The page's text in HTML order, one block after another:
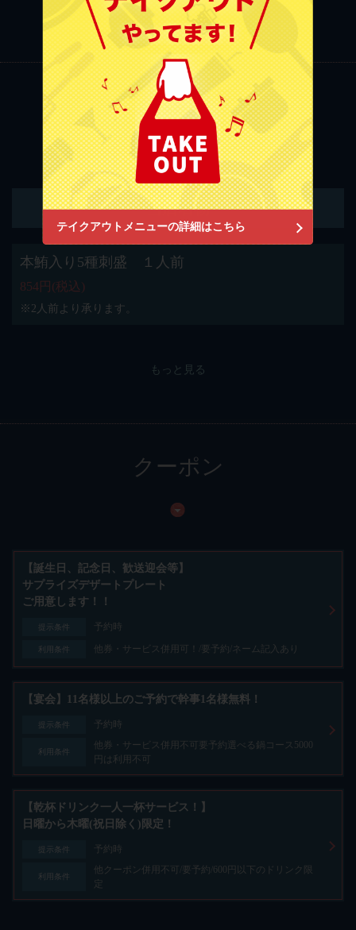
テイクアウトメニューの詳細はこちら
もっと見る
料理
当店名物
本鮪入り5種刺盛 １人前
854円 (税込)
※2人前より承ります。
もっと見る
クーポン
【誕生日、記念日、歓送迎会等】
サプライズデザートプレート
ご用意します！！
提示条件 予約時
利用条件 他券・サービス併用可！/要予約/ネーム記入あり
【宴会】11名様以上のご予約で幹事1名様無料！
提示条件 予約時
利用条件
他券・サービス併用不可要予約選べる鍋コース5000
円は利用不可
【乾杯ドリンク一人一杯サービス！】
日曜から木曜(祝日除く)限定！
提示条件 予約時
利用条件
他クーポン併用不可/要予約/600円以下のドリンク限
定
さかなの秀彩 柏本店
千葉県柏市柏３-3-17 サザナミビル1F
https://syusai-kashiwa.owst.jp/
お店情報をコピー
閉じる